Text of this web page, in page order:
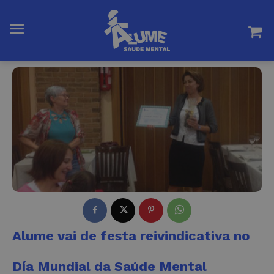
Alume vai de festa reivindicativa no
Día Mundial da Saúde Mental